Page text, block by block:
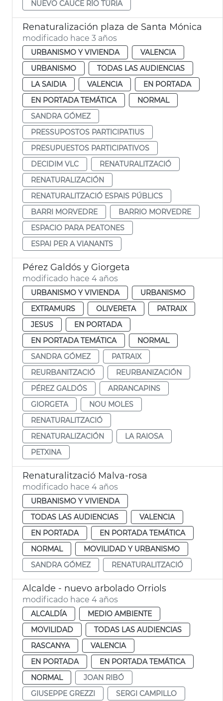
NUEVO CAUCE RÍO TÚRIA
Renaturalización plaza de Santa Mónica
modificado hace 3 años
URBANISMO Y VIVIENDA
VALENCIA
URBANISMO
TODAS LAS AUDIENCIAS
LA SAIDIA
VALENCIA
EN PORTADA
EN PORTADA TEMÁTICA
NORMAL
SANDRA GÓMEZ
PRESSUPOSTOS PARTICIPATIUS
PRESUPUESTOS PARTICIPATIVOS
DECIDIM VLC
RENATURALITZACIÓ
RENATURALIZACIÓN
RENATURALITZACIÓ ESPAIS PÚBLICS
BARRI MORVEDRE
BARRIO MORVEDRE
ESPACIO PARA PEATONES
ESPAI PER A VIANANTS
Pérez Galdós y Giorgeta
modificado hace 4 años
URBANISMO Y VIVIENDA
URBANISMO
EXTRAMURS
OLIVERETA
PATRAIX
JESUS
EN PORTADA
EN PORTADA TEMÁTICA
NORMAL
SANDRA GÓMEZ
PATRAIX
REURBANITZACIÓ
REURBANIZACIÓN
PÉREZ GALDÓS
ARRANCAPINS
GIORGETA
NOU MOLES
RENATURALITZACIÓ
RENATURALIZACIÓN
LA RAIOSA
PETXINA
Renaturalització Malva-rosa
modificado hace 4 años
URBANISMO Y VIVIENDA
TODAS LAS AUDIENCIAS
VALENCIA
EN PORTADA
EN PORTADA TEMÁTICA
NORMAL
MOVILIDAD Y URBANISMO
SANDRA GÓMEZ
RENATURALITZACIÓ
Alcalde - nuevo arbolado Orriols
modificado hace 4 años
ALCALDÍA
MEDIO AMBIENTE
MOVILIDAD
TODAS LAS AUDIENCIAS
RASCANYA
VALENCIA
EN PORTADA
EN PORTADA TEMÁTICA
NORMAL
JOAN RIBÓ
GIUSEPPE GREZZI
SERGI CAMPILLO